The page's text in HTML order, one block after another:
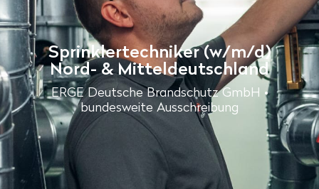
Sprinklertechniker (w/m/d)
Nord- & Mitteldeutschland
ERGE Deutsche Brandschutz GmbH •
bundesweite Ausschreibung